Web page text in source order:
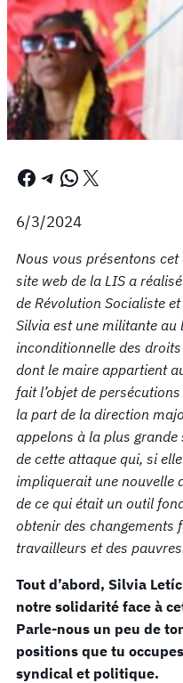
Facebook Telegram WhatsApp X
6/3/2024
Nous vous présentons
site web de la LIS a
de Révolution Socialiste
Silvia est une militante au
inconditionnelle des
dont le maire appartient
fait l’objet de
la part de la direction
appelons à la plus
de cette attaque qui, si
impliquerait une nouvelle
de ce qui était un outil
obtenir des changements
travailleurs et des
Tout d’abord, Silvia
notre solidarité face à
Parle-nous un peu de
positions que tu
syndical et politique.